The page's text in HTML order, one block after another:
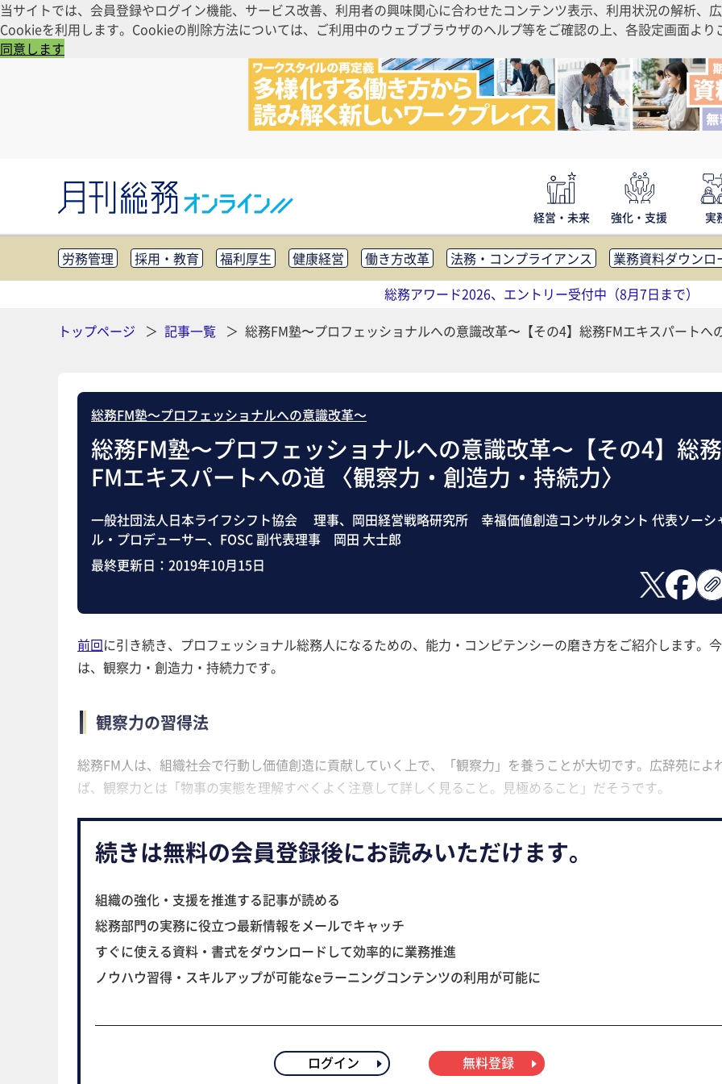
当サイトでは、会員登録やログイン機能、サービス改善、利用者の興味関心に合わせたコンテンツ表示、利用状況の解析、
Cookieを利用します。Cookieの削除方法については、ご利用中のウェブブラウザのヘルプ等をご確認の上、各設定画面よ
同意します
経営・未来 強化・支援 実
労務管理 採用・教育 福利厚生 健康経営 働き方改革 法務・コンプライアンス
業務資料ダウンロ
知財管理
リスクマネジメント・BCP 社外・社内広報 社外・社内コミュニケーション活性化
FM・オフ
助成金・補助金・コスト削減 アウトソーシング・BPO
調査・レ
総務アワード2026、エントリー受付中（8月7日まで）
トップページ
記事一覧 総務FM塾〜プロフェッショナルへの意識改革〜【その4】総務FMエキスパートへ
総務FM塾～プロフェッショナルへの意識改革～
総務FM塾〜プロフェッショナルへの意識改革〜【その4】総務
FMエキスパートへの道 〈観察力・創造力・持続力〉
一般社団法人日本ライフシフト協会 理事、岡田経営戦略研究所 幸福価値創造コンサルタント 代表ソーシ
ル・プロデューサー、FOSC 副代表理事 岡田 大士郎
最終更新日： 2019年10月15日
前回に引き続き、プロフェッショナル総務人になるための、能力・コンピテンシーの磨き方をご紹介します。
は、観察力・創造力・持続力です。
観察力の習得法
総務FM人は、組織社会で行動し価値創造に貢献していく上で、「観察力」を養うことが大切です。広辞苑によ
ば、観察力とは「物事の実態を理解すべくよく注意して詳しく見ること。見極めること」だそうです。
続きは無料の会員登録後にお読みいただけます。
組織の強化・支援を推進する記事が読める
総務部門の実務に役立つ最新情報をメールでキャッチ
すぐに使える資料・書式をダウンロードして効率的に業務推進
ノウハウ習得・スキルアップが可能なeラーニングコンテンツの利用が可能に
ログイン 無料登録